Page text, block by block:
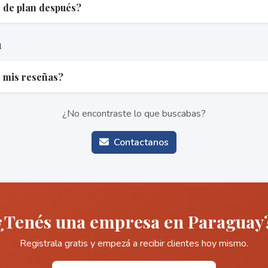
plan después?
reseñas?
¿No encontraste lo que buscabas?
Contactanos
una empresa en
Registrala gratis y empezá a recibir clientes hoy mismo.